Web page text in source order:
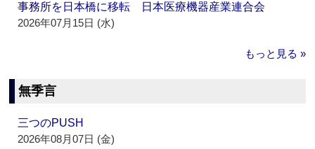
事務所を日本橋に移転 日本医療機器産業連合会
2026年07月15日 (水)
もっと見る »
無季言
三つのPUSH
2026年08月07日 (金)